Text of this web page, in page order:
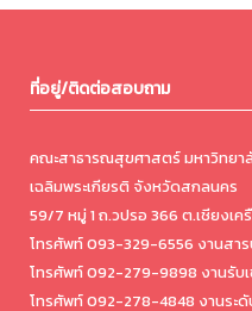
ที่อยู่/ติดต่อสอบถาม
คณะสาธารณสุขศาสตร์ มหาวิทยา
เฉลิมพระเกียรติ จังหวัดสกลนคร
59/7 หมู่ 1 ถ.วปรอ 366 ต.เชียงเ
โทรศัพท์ 093-329-6556 งานสา
โทรศัพท์ 092-279-9898 งานรับ
โทรศัพท์ 092-278-4848 งานระ